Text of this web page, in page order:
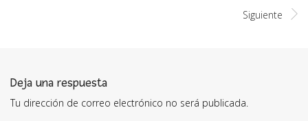
Siguiente
Deja una respuesta
Tu dirección de correo electrónico no será publicada.